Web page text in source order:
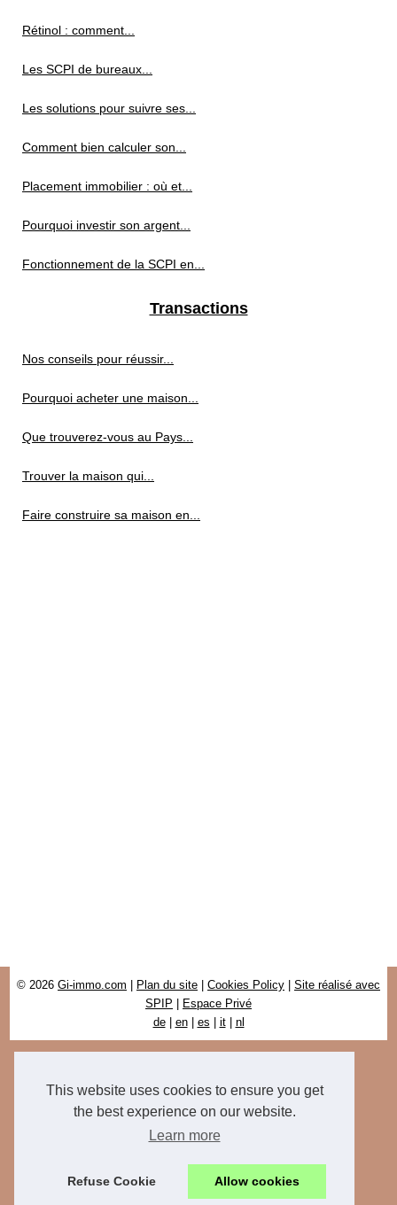
This website uses cookies to ensure you get
the best experience on our website.
Learn more
Refuse Cookie Allow cookies
Rétinol : comment...
Les SCPI de bureaux...
Les solutions pour suivre ses...
Comment bien calculer son...
Placement immobilier : où et...
Pourquoi investir son argent...
Fonctionnement de la SCPI en...
Transactions
Nos conseils pour réussir...
Pourquoi acheter une maison...
Que trouverez-vous au Pays...
Trouver la maison qui...
Faire construire sa maison en...
© 2026 Gi-immo.com | Plan du site | Cookies Policy | Site réalisé avec
SPIP | Espace Privé
de| en| es | it| nl